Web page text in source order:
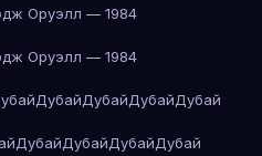
Оруэлл — 1984
Оруэлл — 1984
ДубайДубайДубайДубай
ДубайДубайДубайДубай